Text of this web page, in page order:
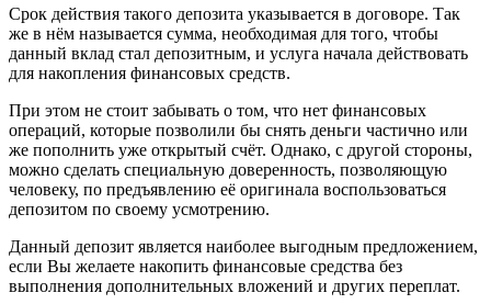
Срок действия такого депозита указывается в договоре. Так
же в нём называется сумма, необходимая для того, чтобы
данный вклад стал депозитным, и услуга начала действовать
для накопления финансовых средств.
При этом не стоит забывать о том, что нет финансовых
операций, которые позволили бы снять деньги частично или
же пополнить уже открытый счёт. Однако, с другой стороны,
можно сделать специальную доверенность, позволяющую
человеку, по предъявлению её оригинала воспользоваться
депозитом по своему усмотрению.
Данный депозит является наиболее выгодным предложением,
если Вы желаете накопить финансовые средства без
выполнения дополнительных вложений и других переплат.